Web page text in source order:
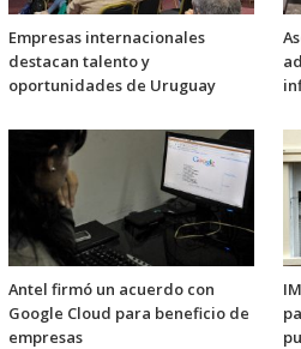
Empresas internacionales
destacan talento y
oportunidades de Uruguay
Antel firmó un acuerdo con
Google Cloud para beneficio de
empresas